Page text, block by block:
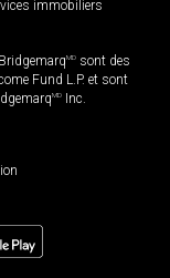
immobiliers
MD sont des
Fund L.P. et sont
MD Inc.